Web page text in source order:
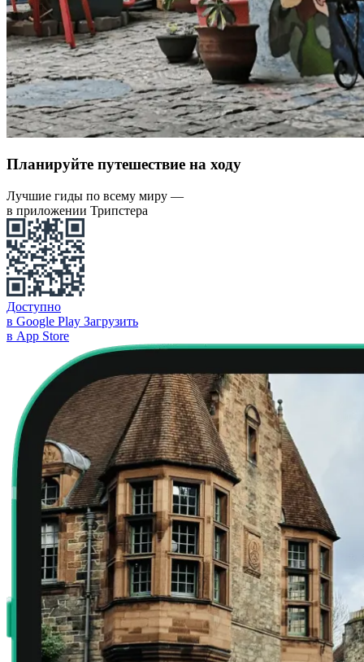
Планируйте путешествие на ходу
Лучшие гиды по всему миру —
в приложении Трипстера
Доступно
в Google Play Загрузить
в App Store